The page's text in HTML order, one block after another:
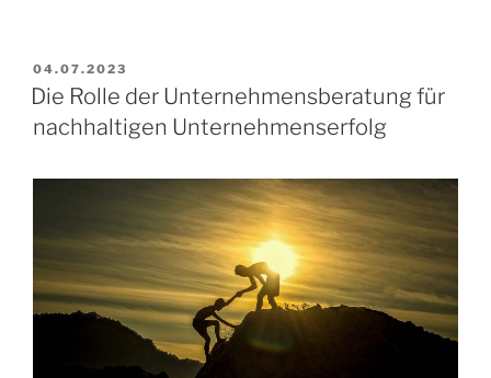
Anwälte“
VERÖFFENTLICHT
AM
04.07.2023
Die Rolle der Unternehmensberatung für
nachhaltigen Unternehmenserfolg